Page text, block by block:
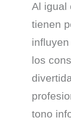
Al igual
tienen
los
tono